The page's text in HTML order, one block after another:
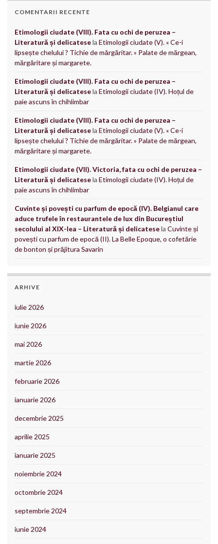
COMENTARII RECENTE
Etimologii ciudate (VIII). Fata cu ochi de peruzea –
Literatură și delicatesela Etimologii ciudate (V). « Ce-i
lipsește chelului ? Tichie de mărgăritar. » Palate de mărgean,
mărgăritare și margarete.
Etimologii ciudate (VIII). Fata cu ochi de peruzea –
Literatură și delicatesela Etimologii ciudate (IV). Hoțul de
paie ascuns în chihlimbar
Etimologii ciudate (VIII). Fata cu ochi de peruzea –
Literatură și delicatesela Etimologii ciudate (V). « Ce-i
lipsește chelului ? Tichie de mărgăritar. » Palate de mărgean,
mărgăritare și margarete.
Etimologii ciudate (VII). Victoria, fata cu ochi de peruzea –
Literatură și delicatesela Etimologii ciudate (IV). Hoțul de
paie ascuns în chihlimbar
Cuvinte și povești cu parfum de epocă (IV). Belgianul care
aduce trufele în restaurantele de lux din Bucureștiul
secolului al XIX-lea – Literatură și delicatesela Cuvinte și
povești cu parfum de epocă (II). La Belle Epoque, o cofetărie
de bonton și prăjitura Savarin
ARHIVE
iulie 2026
iunie 2026
mai 2026
martie 2026
februarie 2026
ianuarie 2026
decembrie 2025
aprilie 2025
ianuarie 2025
noiembrie 2024
octombrie 2024
septembrie 2024
iunie 2024